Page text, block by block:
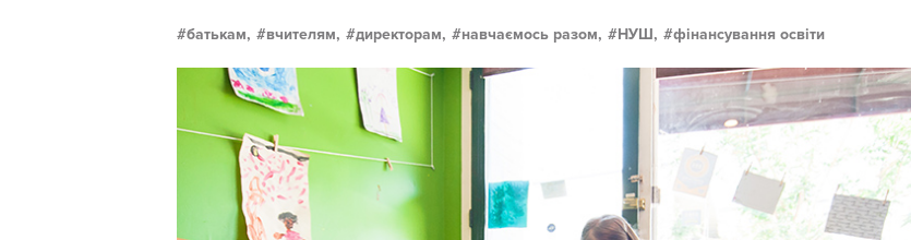
батькам, вчителям, директорам, навчаємось разом, НУШ, фінансування освіти